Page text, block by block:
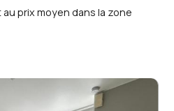
prix moyen dans la zone